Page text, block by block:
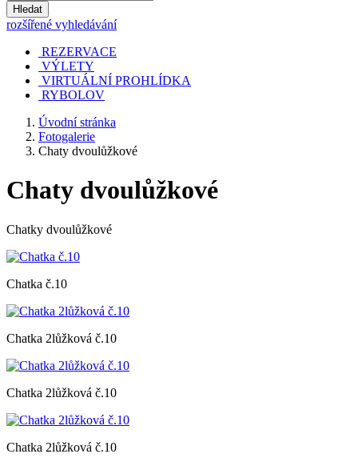
Hledat
rozšířené vyhledávání
REZERVACE
VÝLETY
VIRTUÁLNÍ PROHLÍDKA
RYBOLOV
Úvodní stránka
Fotogalerie
Chaty dvoulůžkové
Chaty dvoulůžkové
Chatky dvoulůžkové
Chatka č.10
Chatka 2lůžková č.10
Chatka 2lůžková č.10
Chatka 2lůžková č.10